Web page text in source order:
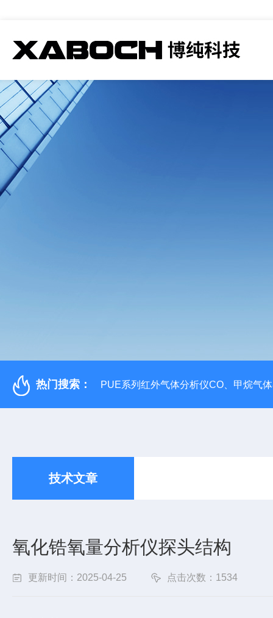
热门搜索： PUE系列红外气体分析仪CO、甲烷气
技术文章
氧化锆氧量分析仪探头结构
更新时间：2025-04-25 点击次数：1534